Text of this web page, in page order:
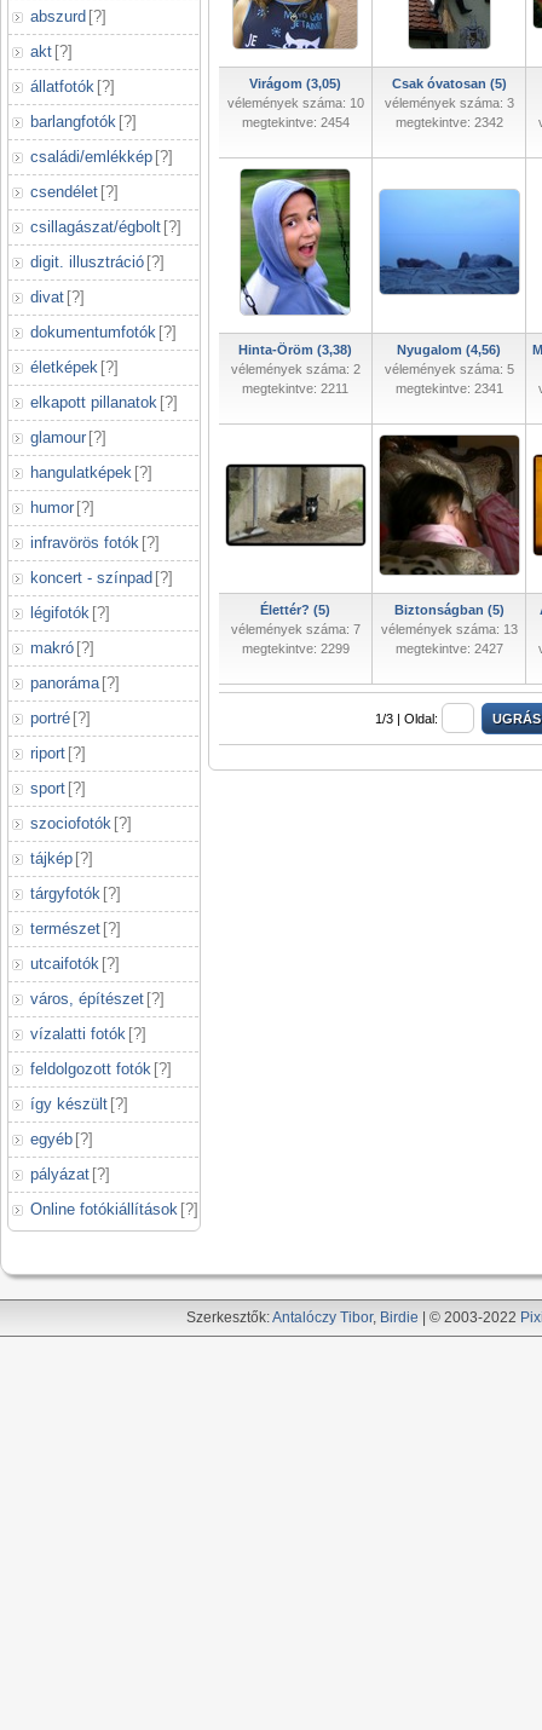
abszurd [?]
akt [?]
állatfotók [?]
barlangfotók [?]
családi/emlékkép [?]
csendélet [?]
csillagászat/égbolt [?]
digit. illusztráció [?]
divat [?]
dokumentumfotók [?]
életképek [?]
elkapott pillanatok [?]
glamour [?]
hangulatképek [?]
humor [?]
infravörös fotók [?]
koncert - színpad [?]
légifotók [?]
makró [?]
panoráma [?]
portré [?]
riport [?]
sport [?]
szociofotók [?]
tájkép [?]
tárgyfotók [?]
természet [?]
utcaifotók [?]
város, építészet [?]
vízalatti fotók [?]
feldolgozott fotók [?]
így készült [?]
egyéb [?]
pályázat [?]
Online fotókiállítások [?]
Virágom (3,05)
vélemények száma: 10
megtekintve: 2454
Csak óvatosan (5)
vélemények száma: 3
megtekintve: 2342
Hinta-Öröm (3,38)
vélemények száma: 2
megtekintve: 2211
Nyugalom (4,56)
vélemények száma: 5
megtekintve: 2341
Élettér? (5)
vélemények száma: 7
megtekintve: 2299
Biztonságban (5)
vélemények száma: 13
megtekintve: 2427
1/3 | Oldal:
Szerkesztők:Antalóczy Tibor, Birdie | © 2003-2022